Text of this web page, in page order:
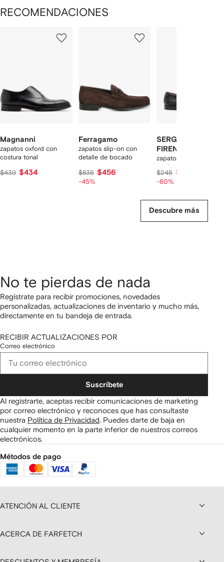
RECOMENDACIONES
Magnanni
zapatos oxford con
costura tonal
$439 $434
Ferragamo
zapatos slip-on con
detalle de bocado
$835 $456
-45%
SERGIO MORETTI
FIRENZE
zapatos oxford con
agujetas
$245 $98
-60%
Descubre más
No te pierdas de nada
Regístrate para recibir promociones, novedades
personalizadas, actualizaciones de inventario y mucho más,
directamente en tu bandeja de entrada.
RECIBIR ACTUALIZACIONES POR
Correo electrónico
Suscríbete
Al registrarte, aceptas recibir comunicaciones de marketing
por correo electrónico y reconoces que has consultaste
nuestra Política de Privacidad Puedes darte de baja en
cualquier momento en la parte inferior de nuestros correos
electrónicos.
Métodos de pago
ATENCIÓN AL CLIENTE
ACERCA DE FARFETCH